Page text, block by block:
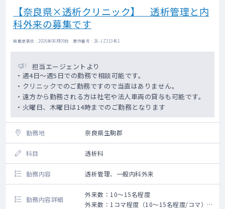
【奈良県×透析クリニック】 透析管理と内
科外来の募集です
掲載更新日 : 2026年06月09日 案件番号 : 26-JZ313461
担当エージェントより
・週4日～週5日での勤務で相談可能です。
・クリニックでのご勤務ですので当直はありません。
・遠方から勤務される方は社宅や法人車両の貸与も可能です。
・火曜日、木曜日は14時までのご勤務となります
勤務地 奈良県生駒郡
科目 透析科
勤務内容 透析管理、一般内科外来
勤務内容詳細
外来数：10～15名程度
外来数：1コマ程度（10～15名程度/コマ）か